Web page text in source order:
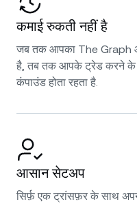
कमाई रुकती नहीं है
जब तक आपका The Graph
है, तब तक आपके ट्रेड करने के
कंपाउंड होता रहता है.
आसान सेटअप
सिर्फ़ एक ट्रांसफ़र के साथ